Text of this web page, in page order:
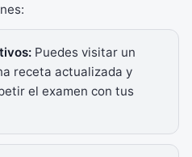
Puedes visitar un
receta actualizada y
el examen con tus